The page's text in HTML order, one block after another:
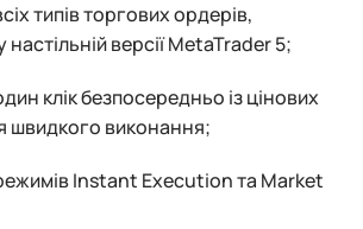
типів торгових ордерів,
версії MetaTrader 5;
клік безпосередньо із цінових
швидкого виконання;
Instant Execution та Market